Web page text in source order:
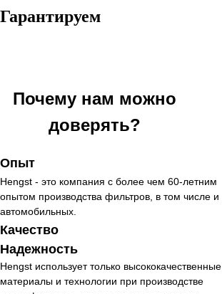
Почему нам можно
доверять?
Опыт
Hengst - это компания с более чем 60-летним
опытом производства фильтров, в том числе и
автомобильных.
Качество
Надежность
Hengst использует только высококачественные
материалы и технологии при производстве
Гарантируем